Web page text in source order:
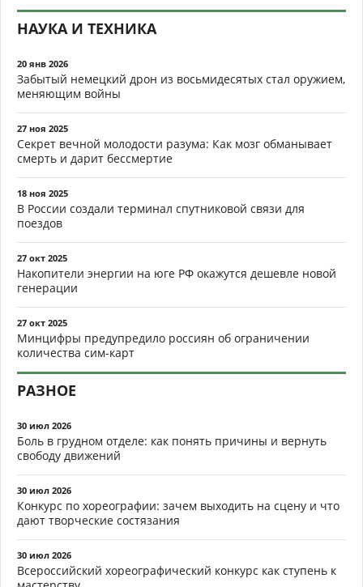
НАУКА И ТЕХНИКА
20 янв 2026
Забытый немецкий дрон из восьмидесятых стал оружием,
меняющим войны
27 ноя 2025
Секрет вечной молодости разума: Как мозг обманывает
смерть и дарит бессмертие
18 ноя 2025
В России создали терминал спутниковой связи для
поездов
27 окт 2025
Накопители энергии на юге РФ окажутся дешевле новой
генерации
27 окт 2025
Минцифры предупредило россиян об ограничении
количества сим-карт
РАЗНОЕ
30 июл 2026
Боль в грудном отделе: как понять причины и вернуть
свободу движений
30 июл 2026
Конкурс по хореографии: зачем выходить на сцену и что
дают творческие состязания
30 июл 2026
Всероссийский хореографический конкурс как ступень к